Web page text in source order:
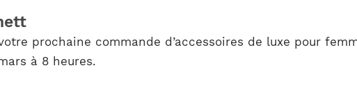
prochaine commande d’accessoires de luxe pour
à 8 heures.